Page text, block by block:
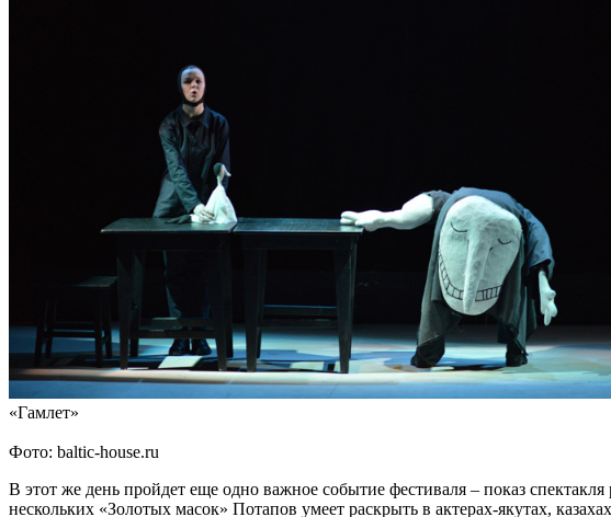
«Гамлет»
Фото: baltic-house.ru
В этот же день пройдет еще одно важное событие фестиваля – показ
нескольких «Золотых масок» Потапов умеет раскрыть в актерах-якутах,